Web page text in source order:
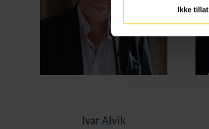
Ikke tillat
Ivar Alvik